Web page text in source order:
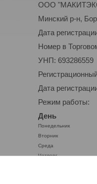
ООО
Минский р-н,
Дата
Номер в
УНП: 693286559
Дата
Режим работы:
День
Понедельник
Вторник
Среда
Четверг